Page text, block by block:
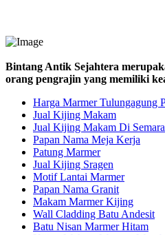
Bintang Antik Sejahtera
orang pengrajin yang memiliki
Harga Marmer Tulungagung
Jual Kijing Makam
Jual Kijing Makam Di
Papan Nama Meja Kerja
Patung Marmer
Jual Kijing Sragen
Motif Lantai Marmer
Papan Nama Granit
Makam Marmer Kijing
Wall Cladding Batu Andesit
Batu Nisan Marmer Hitam